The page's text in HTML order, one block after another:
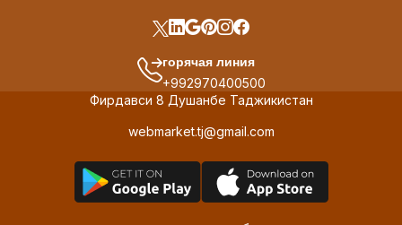
горячая линия
+992970400500
Фирдавси 8 Душанбе Таджикистан
webmarket.tj@gmail.com